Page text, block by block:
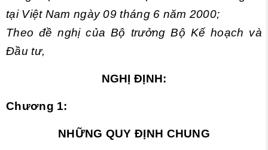
tại Việt Nam ngày 09 tháng 6 năm 2000;
Theo đề nghị của Bộ trưởng Bộ Kế hoạch và
Đầu tư,
NGHỊ ĐỊNH:
Chương 1:
NHỮNG QUY ĐỊNH CHUNG